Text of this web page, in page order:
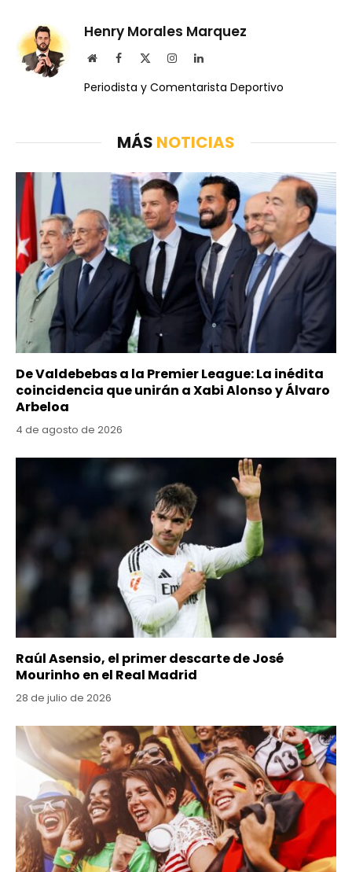
Henry Morales Marquez
WebsiteFacebook InstagramLinkedIn
Periodista y Comentarista Deportivo
MÁS NOTICIAS
De Valdebebas a la Premier League: La inédita
coincidencia que unirán a Xabi Alonso y Álvaro
Arbeloa
4 de agosto de 2026
Raúl Asensio, el primer descarte de José
Mourinho en el Real Madrid
28 de julio de 2026